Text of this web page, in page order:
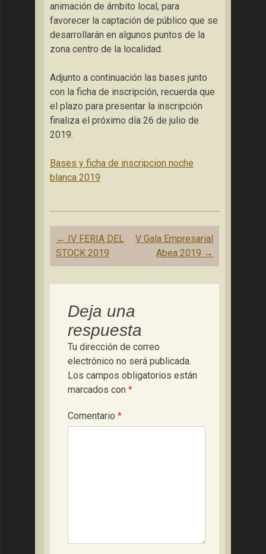
animación de ámbito local, para
favorecer la captación de público que se
desarrollarán en algunos puntos de la
zona centro de la localidad.
Adjunto a continuación las bases junto
con la ficha de inscripción, recuerda que
el plazo para presentar la inscripción
finaliza el próximo día 26 de julio de
2019.
Bases y ficha de inscripcion noche
blanca 2019
Navegación
de
entradas
← IV FERIA DEL
STOCK 2019
V Gala Empresarial
Abea 2019 →
Deja una
respuesta
Tu dirección de correo
electrónico no será publicada.
Los campos obligatorios están
marcados con *
Comentario *